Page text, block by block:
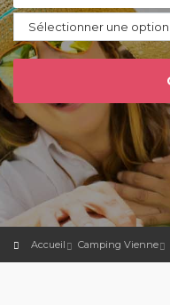
Accueil Camping Vienne